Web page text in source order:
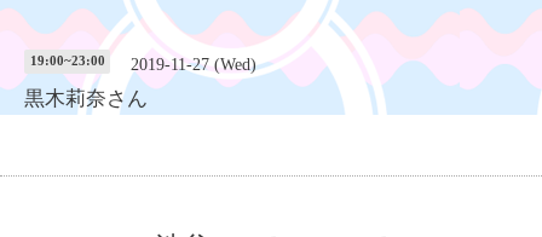
19:00~23:00 2019-11-27 (Wed)
黒木莉奈さん